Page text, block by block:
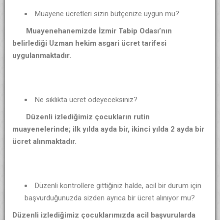
Muayene ücretleri sizin bütçenize uygun mu?
Muayenehanemizde İzmir Tabip Odası’nın
belirlediği Uzman hekim asgari ücret tarifesi
uygulanmaktadır.
Ne sıklıkta ücret ödeyeceksiniz?
Düzenli izlediğimiz çocukların rutin
muayenelerinde; ilk yılda ayda bir, ikinci yılda 2 ayda bir
ücret alınmaktadır.
Düzenli kontrollere gittiğiniz halde, acil bir durum için
başvurduğunuzda sizden ayrıca bir ücret alınıyor mu?
Düzenli izlediğimiz çocuklarımızda acil başvurularda